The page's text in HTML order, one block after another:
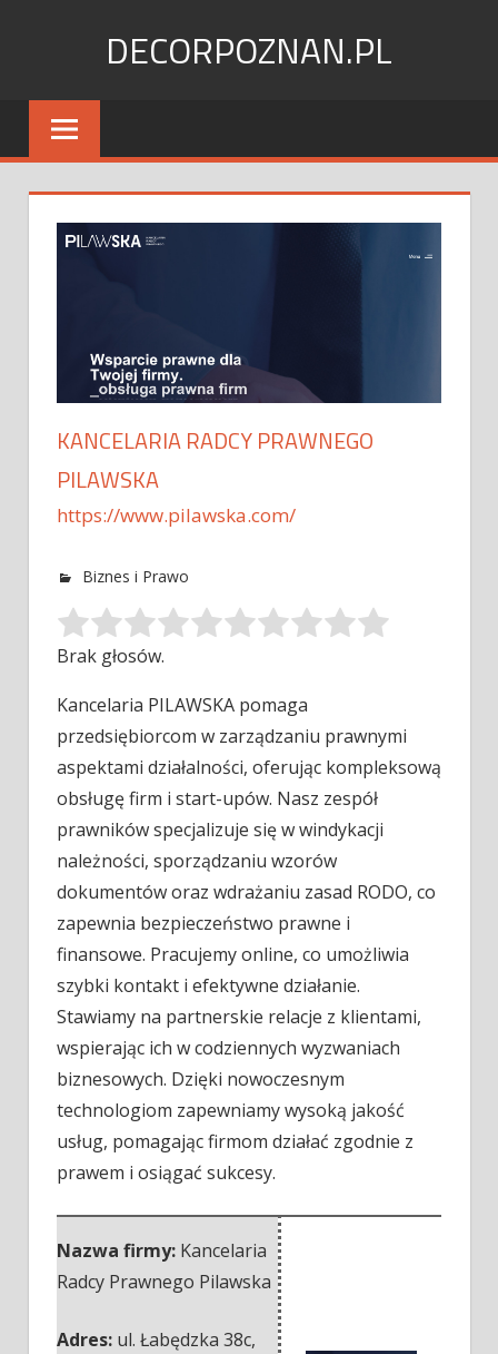
DECORPOZNAN.PL
KANCELARIA RADCY PRAWNEGO
PILAWSKA
https://www.pilawska.com/
Biznes i Prawo
Brak głosów.
Kancelaria PILAWSKA pomaga
przedsiębiorcom w zarządzaniu prawnymi
aspektami działalności, oferując kompleksową
obsługę firm i start-upów. Nasz zespół
prawników specjalizuje sięw windykacji
należności, sporządzaniu wzorów
dokumentów oraz wdrażaniu zasad RODO, co
zapewnia bezpieczeństwo prawne i
finansowe. Pracujemy online, co umożliwia
szybki kontakt i efektywne działanie.
Stawiamy na partnerskie relacje z klientami,
wspierając ich w codziennych wyzwaniach
biznesowych. Dzięki nowoczesnym
technologiom zapewniamy wysoką jakość
usług, pomagając firmom działać zgodnie z
prawem i osiągać sukcesy.
Nazwa firmy: Kancelaria
Radcy Prawnego Pilawska
Adres: ul. Łabędzka 38c,